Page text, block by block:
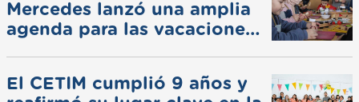
Mercedes lanzó una amplia
agenda para las vacaciones
El CETIM cumplió 9 años y